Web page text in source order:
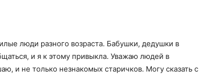
люди разного возраста. Бабушки, дедушки в
и я к этому привыкла. Уважаю людей в
и не только незнакомых старичков. Могу сказать с